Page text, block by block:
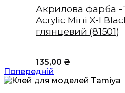
Акрилова фарба -
Acrylic Mini X-I
глянцевий (81501)
135,00 ₴
Попередній